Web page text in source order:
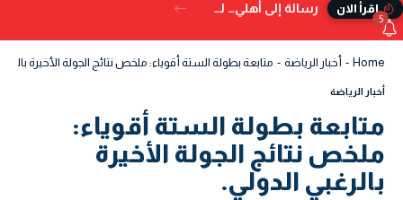
إقرأ الان رسالة إلى أهلي… لم تُكتب في الدنيا
5
Home أخبار الرياضة متابعة بطولة الستة أقوياء: ملخص نتائج الجولة الأخيرة
أخبار الرياضة
متابعة بطولة الستة أقوياء:
ملخص نتائج الجولة الأخيرة
بالرغبي الدولي.